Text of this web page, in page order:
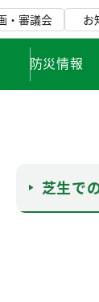
・審議会 お
防災情報
芝生で